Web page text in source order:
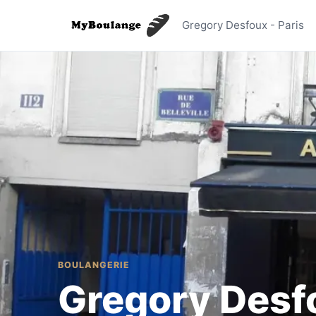
Gregory
Gregory Desfoux - Paris
BOULANGERIE
Gregory